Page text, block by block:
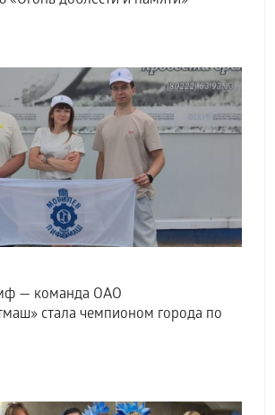
— команда ОАО
стала чемпионом города по